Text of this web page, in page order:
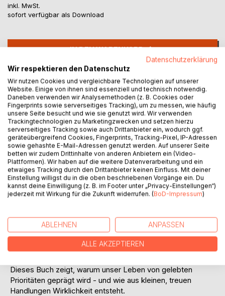
inkl. MwSt.
sofort verfügbar als Download
IN DEN WARENKORB
Auf die Merkliste
Titel bewerten
BESCHREIBUNG
Was zeigt, wer wir wirklich sind?
Nicht unsere Wünsche. Nicht unsere Erklärungen. Nicht das
Bild, das wir von uns selbst entwerfen. Entscheidend ist,
wofür wir Raum schaffen, welchen Preis wir zu zahlen
bereit sind und was wir tatsächlich tun.
Dieses Buch zeigt, warum unser Leben von gelebten
Prioritäten geprägt wird - und wie aus kleinen, treuen
Handlungen Wirklichkeit entsteht.
Datenschutzerklärung
Wir respektieren den Datenschutz
Wir nutzen Cookies und vergleichbare Technologien auf unserer
Website. Einige von ihnen sind essenziell und technisch notwendig.
Daneben verwenden wir Analysemethoden (z. B. Cookies oder
Fingerprints sowie serverseitiges Tracking), um zu messen, wie häufig
unsere Seite besucht und wie sie genutzt wird. Wir verwenden
Trackingtechnologien zu Marketingzwecken und setzen hierzu
serverseitiges Tracking sowie auch Drittanbieter ein, wodurch ggf.
geräteübergreifend Cookies, Fingerprints, Tracking-Pixel, IP-Adressen
sowie gehashte E-Mail-Adressen genutzt werden. Auf unserer Seite
betten wir zudem Drittinhalte von anderen Anbietern ein (Video-
Plattformen). Wir haben auf die weitere Datenverarbeitung und ein
etwaiges Tracking durch den Drittanbieter keinen Einfluss. Mit deiner
Einstellung willigst du in die oben beschriebenen Vorgänge ein. Du
kannst deine Einwilligung (z. B. im Footer unter „Privacy-Einstellungen“)
jederzeit mit Wirkung für die Zukunft widerrufen. (BoD-Impressum)
ABLEHNEN ANPASSEN
ALLE AKZEPTIEREN